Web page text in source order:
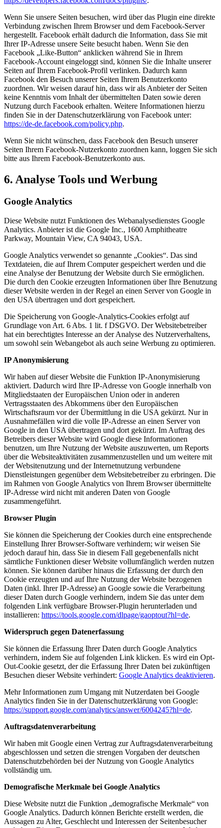
Wenn Sie unsere Seiten besuchen, wird über das Plugin eine direkte
Verbindung zwischen Ihrem Browser und dem Facebook-Server
hergestellt. Facebook erhält dadurch die Information, dass Sie mit
Ihrer IP-Adresse unsere Seite besucht haben. Wenn Sie den
Facebook „Like-Button“ anklicken während Sie in Ihrem
Facebook-Account eingeloggt sind, können Sie die Inhalte unserer
Seiten auf Ihrem Facebook-Profil verlinken. Dadurch kann
Facebook den Besuch unserer Seiten Ihrem Benutzerkonto
zuordnen. Wir weisen darauf hin, dass wir als Anbieter der Seiten
keine Kenntnis vom Inhalt der übermittelten Daten sowie deren
Nutzung durch Facebook erhalten. Weitere Informationen hierzu
finden Sie in der Datenschutzerklärung von Facebook unter:
https://de-de.facebook.com/policy.php.
Wenn Sie nicht wünschen, dass Facebook den Besuch unserer
Seiten Ihrem Facebook-Nutzerkonto zuordnen kann, loggen Sie sich
bitte aus Ihrem Facebook-Benutzerkonto aus.
6. Analyse Tools und Werbung
Google Analytics
Diese Website nutzt Funktionen des Webanalysedienstes Google
Analytics. Anbieter ist die Google Inc., 1600 Amphitheatre
Parkway, Mountain View, CA 94043, USA.
Google Analytics verwendet so genannte „Cookies“. Das sind
Textdateien, die auf Ihrem Computer gespeichert werden und die
eine Analyse der Benutzung der Website durch Sie ermöglichen.
Die durch den Cookie erzeugten Informationen über Ihre Benutzung
dieser Website werden in der Regel an einen Server von Google in
den USA übertragen und dort gespeichert.
Die Speicherung von Google-Analytics-Cookies erfolgt auf
Grundlage von Art. 6 Abs. 1 lit. f DSGVO. Der Websitebetreiber
hat ein berechtigtes Interesse an der Analyse des Nutzerverhaltens,
um sowohl sein Webangebot als auch seine Werbung zu optimieren.
IP Anonymisierung
Wir haben auf dieser Website die Funktion IP-Anonymisierung
aktiviert. Dadurch wird Ihre IP-Adresse von Google innerhalb von
Mitgliedstaaten der Europäischen Union oder in anderen
Vertragsstaaten des Abkommens über den Europäischen
Wirtschaftsraum vor der Übermittlung in die USA gekürzt. Nur in
Ausnahmefällen wird die volle IP-Adresse an einen Server von
Google in den USA übertragen und dort gekürzt. Im Auftrag des
Betreibers dieser Website wird Google diese Informationen
benutzen, um Ihre Nutzung der Website auszuwerten, um Reports
über die Websiteaktivitäten zusammenzustellen und um weitere mit
der Websitenutzung und der Internetnutzung verbundene
Dienstleistungen gegenüber dem Websitebetreiber zu erbringen. Die
im Rahmen von Google Analytics von Ihrem Browser übermittelte
IP-Adresse wird nicht mit anderen Daten von Google
zusammengeführt.
Browser Plugin
Sie können die Speicherung der Cookies durch eine entsprechende
Einstellung Ihrer Browser-Software verhindern; wir weisen Sie
jedoch darauf hin, dass Sie in diesem Fall gegebenenfalls nicht
sämtliche Funktionen dieser Website vollumfänglich werden nutzen
können. Sie können darüber hinaus die Erfassung der durch den
Cookie erzeugten und auf Ihre Nutzung der Website bezogenen
Daten (inkl. Ihrer IP-Adresse) an Google sowie die Verarbeitung
dieser Daten durch Google verhindern, indem Sie das unter dem
folgenden Link verfügbare Browser-Plugin herunterladen und
installieren: https://tools.google.com/dlpage/gaoptout?hl=de.
Widerspruch gegen Datenerfassung
Sie können die Erfassung Ihrer Daten durch Google Analytics
verhindern, indem Sie auf folgenden Link klicken. Es wird ein Opt-
Out-Cookie gesetzt, der die Erfassung Ihrer Daten bei zukünftigen
Besuchen dieser Website verhindert: Google Analytics deaktivieren.
Mehr Informationen zum Umgang mit Nutzerdaten bei Google
Analytics finden Sie in der Datenschutzerklärung von Google:
https://support.google.com/analytics/answer/6004245?hl=de.
Auftragsdatenverarbeitung
Wir haben mit Google einen Vertrag zur Auftragsdatenverarbeitung
abgeschlossen und setzen die strengen Vorgaben der deutschen
Datenschutzbehörden bei der Nutzung von Google Analytics
vollständig um.
Demografische Merkmale bei Google Analytics
Diese Website nutzt die Funktion „demografische Merkmale“ von
Google Analytics. Dadurch können Berichte erstellt werden, die
Aussagen zu Alter, Geschlecht und Interessen der Seitenbesucher